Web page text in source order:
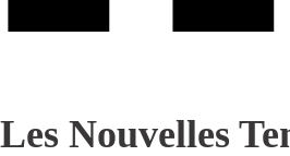
Les Nouvelles